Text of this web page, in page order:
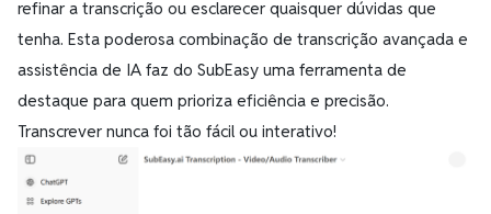
refinar a transcrição ou esclarecer quaisquer dúvidas que
tenha. Esta poderosa combinação de transcrição avançada e
assistência de IA faz do SubEasy uma ferramenta de
destaque para quem prioriza eficiência e precisão.
Transcrever nunca foi tão fácil ou interativo!